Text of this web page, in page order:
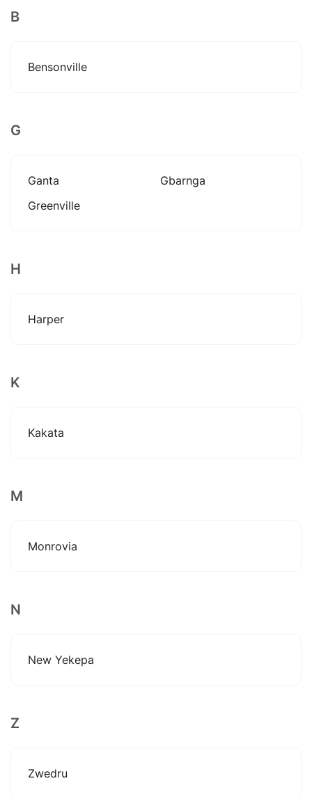
B
Bensonville
G
Ganta
Gbarnga
Greenville
H
Harper
K
Kakata
M
Monrovia
N
New Yekepa
Z
Zwedru